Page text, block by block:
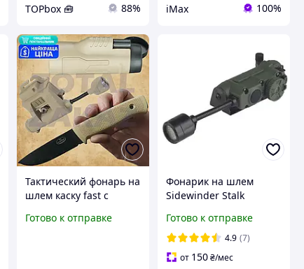
TOPbox 🧰 88% iMax 100%
Тактический фонарь на
шлем каску fast с
для военных зсу
Готово к отправке
Фонарик на шлем
Sidewinder Stalk
креплением на каску
военный армейский
тактический олива
Готово к отправке
4.9 (7)
от 150₴/мес